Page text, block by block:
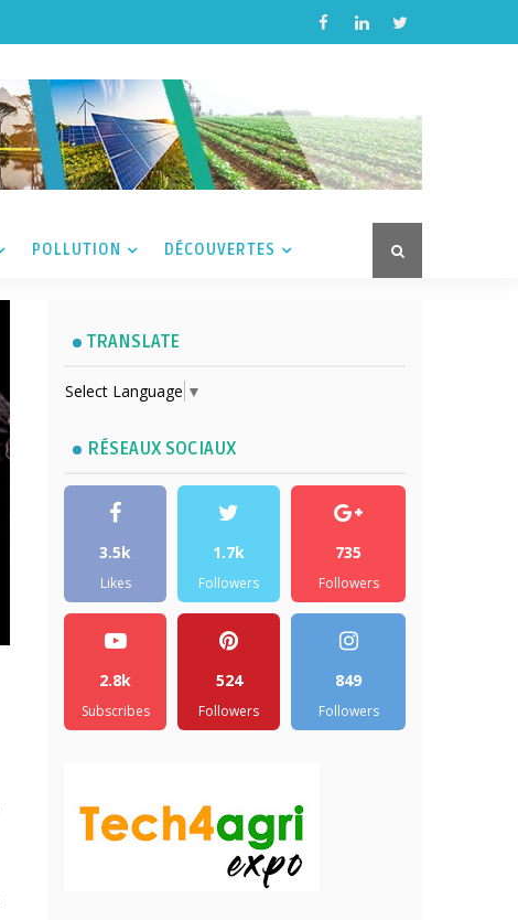
POLLUTION DÉCOUVERTES
TRANSLATE
Select Language ▼
RÉSEAUX SOCIAUX
3.5k
Likes
1.7k
Followers
735
Followers
2.8k
Subscribes
524
Followers
849
Followers